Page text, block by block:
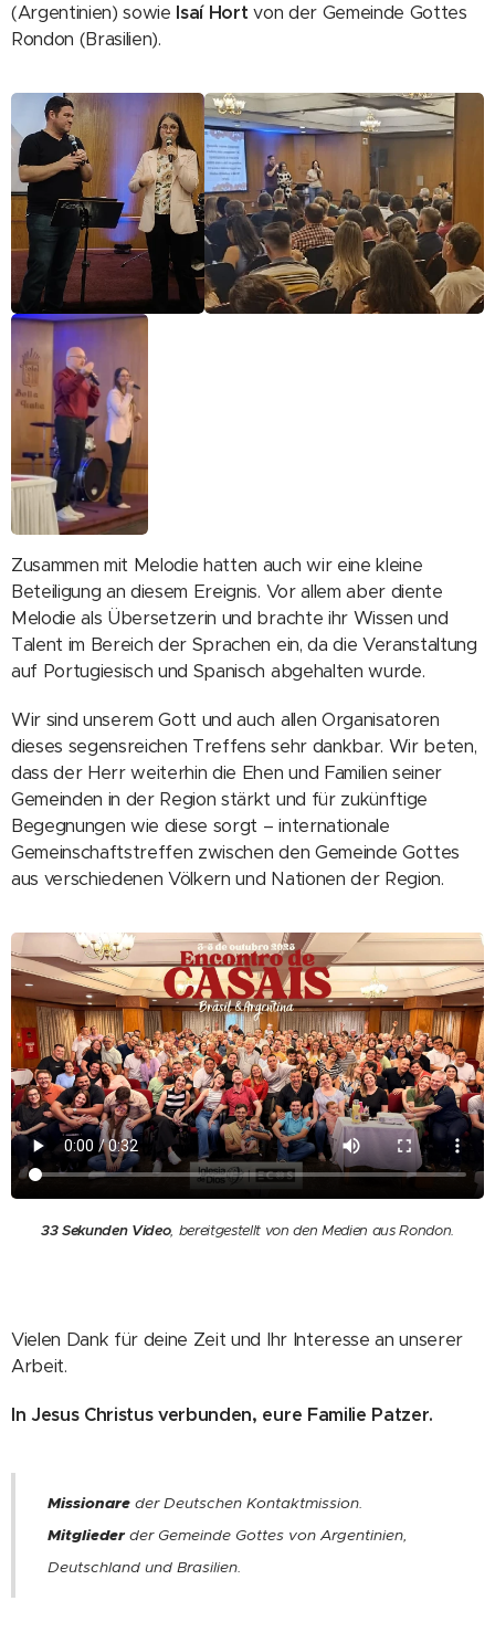
(Argentinien) sowie Isaí Hortvon der Gemeinde Gottes
Rondon (Brasilien).
Zusammen mit Melodie hatten auch wir eine kleine
Beteiligung an diesem Ereignis. Vor allem aber diente
Melodie als Übersetzerin und brachte ihr Wissen und
Talent im Bereich der Sprachen ein, da die Veranstaltung
auf Portugiesisch und Spanisch abgehalten wurde.
Wir sind unserem Gott und auch allen Organisatoren
dieses segensreichen Treffens sehr dankbar. Wir beten,
dass der Herr weiterhin die Ehen und Familien seiner
Gemeinden in der Region stärkt und für zukünftige
Begegnungen wie diese sorgt – internationale
Gemeinschaftstreffen zwischen den Gemeinde Gottes
aus verschiedenen Völkern und Nationen der Region.
33 Sekunden Video, bereitgestellt von den Medien aus Rondon.
Vielen Dank für deine Zeit und Ihr Interesse an unserer
Arbeit.
In Jesus Christus verbunden, eure Familie Patzer.
Missionare der Deutschen Kontaktmission.
Mitgliederder Gemeinde Gottes von Argentinien,
Deutschland und Brasilien.